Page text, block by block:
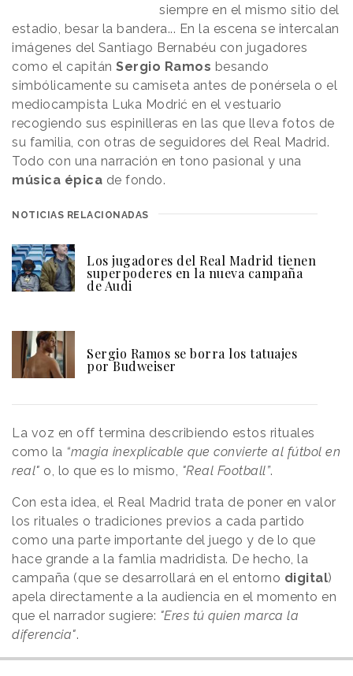
siempre en el mismo sitio del
estadio, besar la bandera... En la escena se intercalan
imágenes del Santiago Bernabéu con jugadores
como el capitán Sergio Ramos besando
simbólicamente su camiseta antes de ponérsela o el
mediocampista Luka Modrić en el vestuario
recogiendo sus espinilleras en las que lleva fotos de
su familia, con otras de seguidores del Real Madrid.
Todo con una narración en tono pasional y una
música épica de fondo.
NOTICIAS RELACIONADAS
Los jugadores del Real Madrid tienen
superpoderes en la nueva campaña
de Audi
Sergio Ramos se borra los tatuajes
por Budweiser
La voz en off termina describiendo estos rituales
como la “magia inexplicable que convierte al fútbol en
real" o, lo que es lo mismo, "Real Football”.
Con esta idea, el Real Madrid trata de poner en valor
los rituales o tradiciones previos a cada partido
como una parte importante del juego y de lo que
hace grande a la famlia madridista. De hecho, la
campaña (que se desarrollará en el entorno digital)
apela directamente a la audiencia en el momento en
que el narrador sugiere: "Eres tú quien marca la
diferencia".